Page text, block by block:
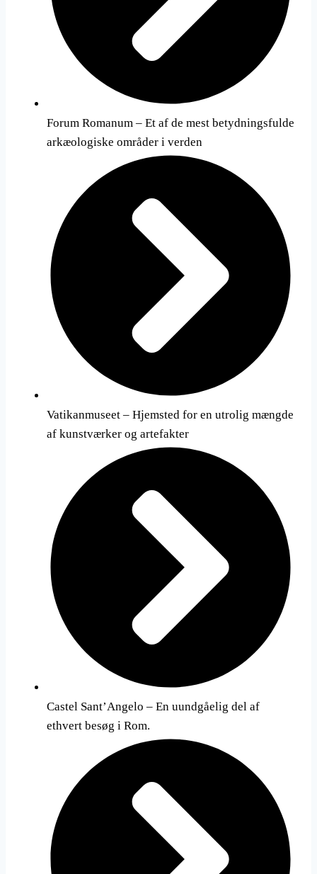
Forum Romanum – Et af de mest betydningsfulde
arkæologiske områder i verden
Vatikanmuseet – Hjemsted for en utrolig mængde
af kunstværker og artefakter
Castel Sant’Angelo – En uundgåelig del af
ethvert besøg i Rom.